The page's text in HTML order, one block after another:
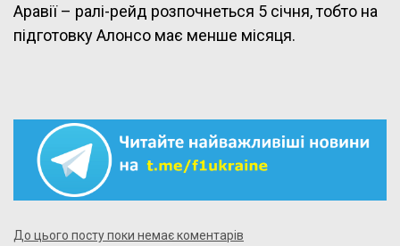
Аравії – ралі-рейд розпочнеться 5 січня, тобто на
підготовку Алонсо має менше місяця.
До цього посту поки немає коментарів